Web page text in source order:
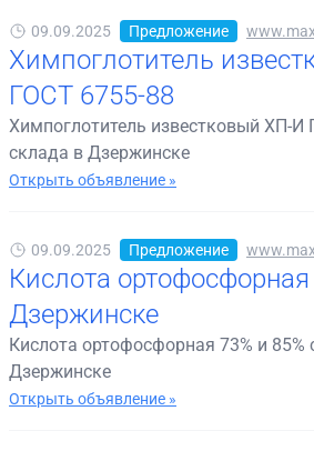
09.09.2025 Предложение
Химпоглотитель
ГОСТ 6755-88
Химпоглотитель известковый ХП-И
склада в Дзержинске
Открыть объявление »
09.09.2025 Предложение
Кислота
Дзержинске
Кислота ортофосфорная 73% и 85%
Дзержинске
Открыть объявление »